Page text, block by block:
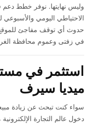
وليس نهايتها. نوفر خطط دعم
الاحتياطي اليومي والأسبوعي
حدوث أي توقف مفاجئ
في زفتى وعموم محافظة
استثمر في
ميديا سيرف
سواء كنت تبحث عن زيادة
دخول عالم التجارة